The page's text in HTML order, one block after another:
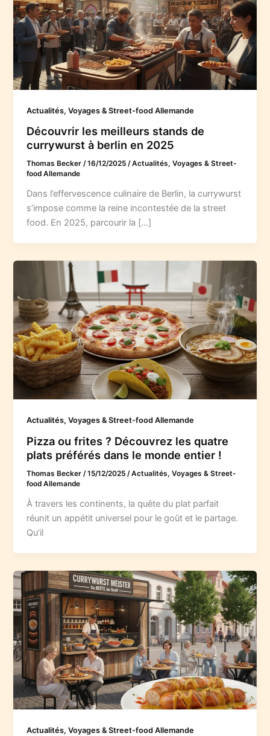
Actualités, Voyages & Street-food Allemande
Découvrir les meilleurs stands de
currywurst à berlin en 2025
Thomas Becker/16/12/2025/Actualités, Voyages & Street-
food Allemande
Dans l’effervescence culinaire de Berlin, la currywurst
s’impose comme la reine incontestée de la street
food. En 2025, parcourir la […]
Actualités, Voyages & Street-food Allemande
Pizza ou frites ? Découvrez les quatre
plats préférés dans le monde entier !
Thomas Becker/15/12/2025/Actualités, Voyages & Street-
food Allemande
À travers les continents, la quête du plat parfait
réunit un appétit universel pour le goût et le partage.
Qu’il
Actualités, Voyages & Street-food Allemande